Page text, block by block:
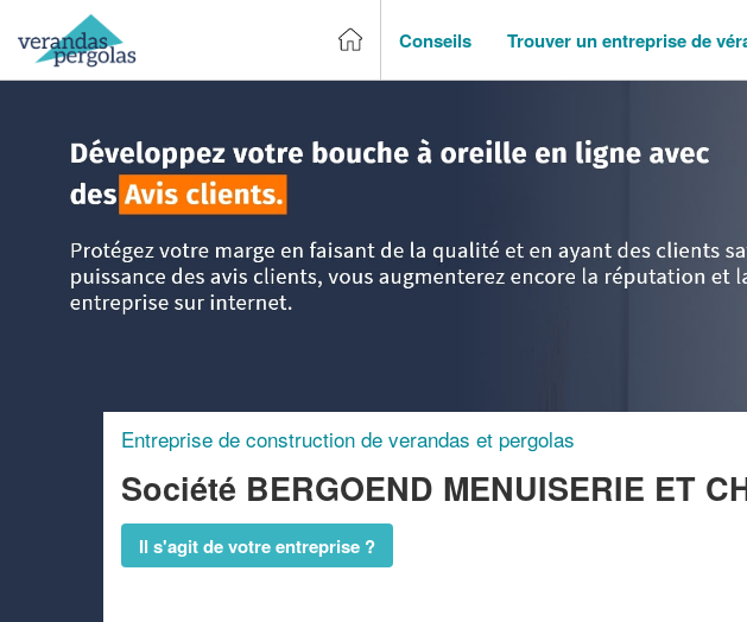
Conseils Trouver un entreprise de
Entreprise de construction de verandas et pergolas
Société BERGOEND MENUISERIE ET
Il s'agit de votre entreprise ?